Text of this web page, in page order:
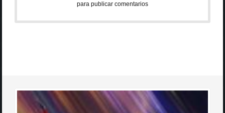
para publicar comentarios